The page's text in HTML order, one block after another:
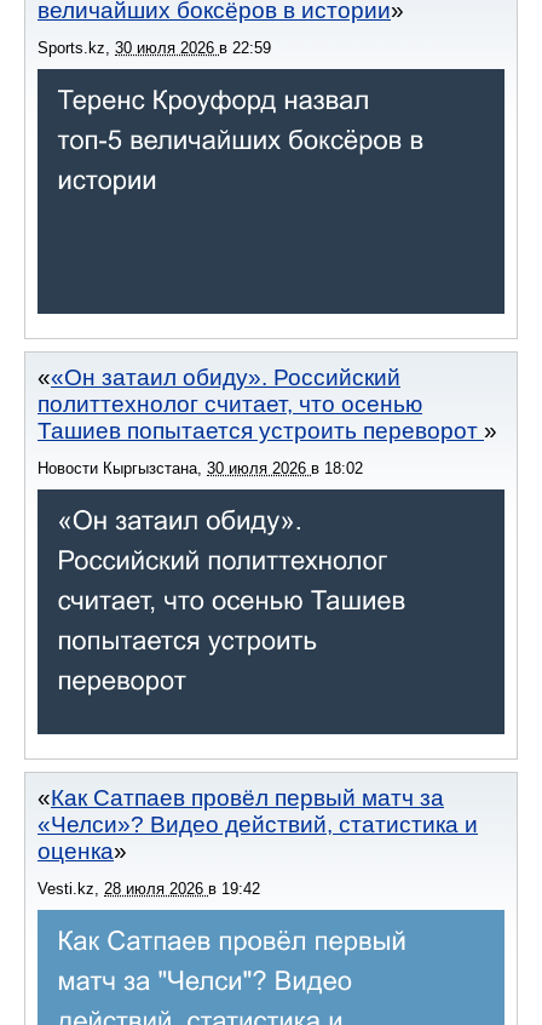
величайших боксёров в истории
Sports.kz, 30 июля 2026 в 22:59
«Он затаил обиду». Российский
политтехнолог считает, что осенью
Ташиев попытается устроить переворот
Новости Кыргызстана, 30 июля 2026 в 18:02
Как Сатпаев провёл первый матч за
«Челси»? Видео действий, статистика и
оценка
Vesti.kz 28 июля 2026 в 19:42